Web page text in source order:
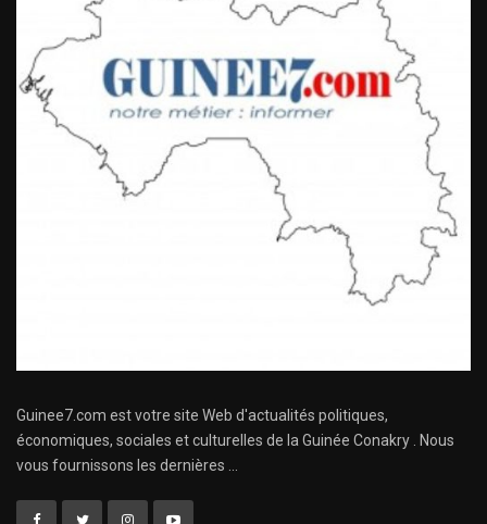
Guinee7.com est votre site Web d'actualités politiques,
économiques, sociales et culturelles de la Guinée Conakry . Nous
vous fournissons les dernières ...